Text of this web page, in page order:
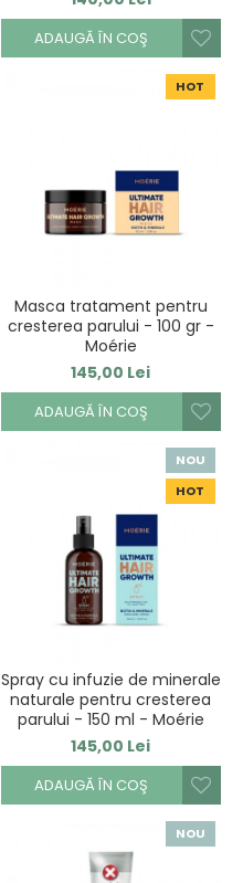
ADAUGĂ ÎN COŞ
HOT
Masca tratament pentru
cresterea parului - 100 gr -
Moérie
145,00 Lei
ADAUGĂ ÎN COŞ
NOU
HOT
Spray cu infuzie de minerale
naturale pentru cresterea
parului - 150 ml - Moérie
145,00 Lei
ADAUGĂ ÎN COŞ
NOU